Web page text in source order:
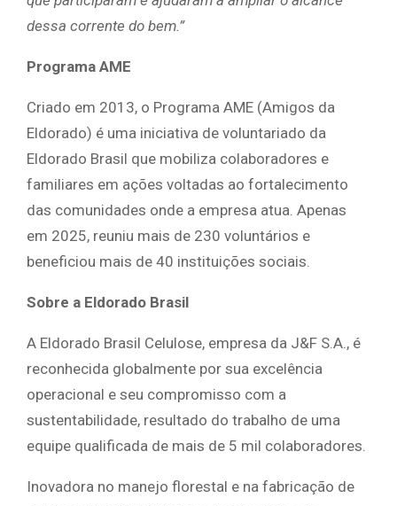
dessa corrente do bem.”
Programa AME
Criado em 2013, o Programa AME (Amigos da
Eldorado) é uma iniciativa de voluntariado da
Eldorado Brasil que mobiliza colaboradores e
familiares em ações voltadas ao fortalecimento
das comunidades onde a empresa atua. Apenas
em 2025, reuniu mais de 230 voluntários e
beneficiou mais de 40 instituições sociais.
Sobre a Eldorado Brasil
A Eldorado Brasil Celulose, empresa da J&F S.A., é
reconhecida globalmente por sua excelência
operacional e seu compromisso com a
sustentabilidade, resultado do trabalho de uma
equipe qualificada de mais de 5 mil colaboradores.
Inovadora no manejo florestal e na fabricação de